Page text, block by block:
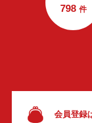
798 件
会員登録